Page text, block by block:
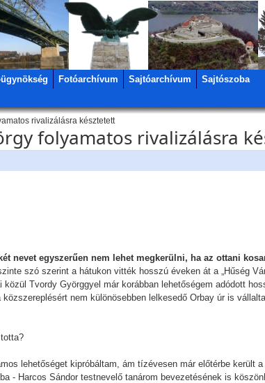
Fotóarchívum Sajtóarchívum
Sajtószoba
rivalizálásra késztetett
folyamatos rivalizálásra
nevet egyszerűen nem lehet megkerülni, ha az ottani
szó szerint a hátukon vitték hosszú éveken át a „Hűség
Tvordy Györggyel már korábban lehetőségem adódott
nem különösebben lelkesedő Orbay úr is
lehetőséget kipróbáltam, ám tízévesen már előtérbe került
- Harcos Sándor testnevelő tanárom bevezetésének is